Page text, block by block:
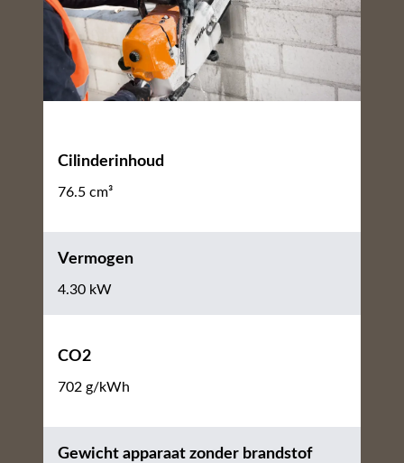
Cilinderinhoud
76.5 cm³
Vermogen
4.30 kW
CO2
702 g/kWh
Gewicht apparaat zonder brandstof